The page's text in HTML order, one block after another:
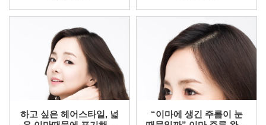
하고 싶은 헤어스타일, 넓
“이마에 생긴 주름이 눈